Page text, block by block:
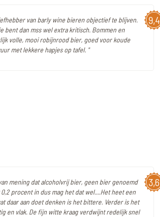
9,4
van barly wine bieren objectief te blijven.
bent dan mss wel extra kritisch. Bommen en
volle, mooi robijnrood bier, goed voor koude
met lekkere hapjes op tafel. "
3,6
mening dat alcoholvrij bier, geen bier genoemd
procent in dus mag het dat wel....Het heet een
daar aan doet denken is het bittere. Verder is het
en vlak. De fijn witte kraag verdwijnt redelijk snel